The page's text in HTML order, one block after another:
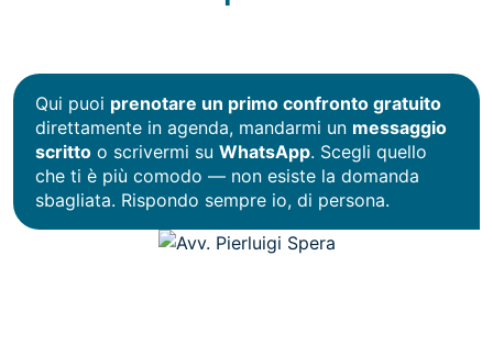
Qui puoi prenotare un primo confronto gratuito
direttamente in agenda, mandarmi un messaggio
scritto o scrivermi su WhatsApp. Scegli quello
che ti è più comodo — non esiste la domanda
sbagliata. Rispondo sempre io, di persona.